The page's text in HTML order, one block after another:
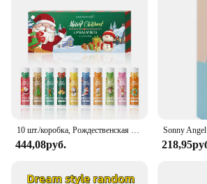
10 шт./коробка, Рождественская Подарочная коробка, набор бальзама для губ, глубоко увлажняющий крем для губ, Осветляющий цвет губ, подарок для женщин
444,08руб.